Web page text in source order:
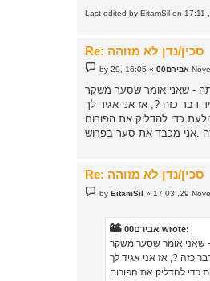
Last edited by EitamSil on 17:11
Re: סכין/נדן לא מזוהה
P
o
t
by אבירם00 » 16:05
דבר כזה ?, אז אני אגיד לך
כדי להדליק את הפורום
.אני מכבד את סער בפרוש
Re: סכין/נדן לא מזוהה
P
o
byEitamSil » 17:03 ,29
אבירם00 wrote:
כזה ?, אז אני אגיד לך
כדי להדליק את הפורום